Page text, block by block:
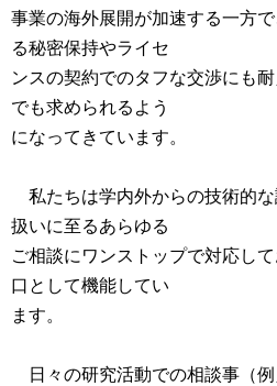
事業の海外展開が加速する一方
る秘密保持やライセ
ンスの契約でのタフな交渉にも
でも求められるよう
になってきています。
私たちは学内外からの技術的
扱いに至るあらゆる
ご相談にワンストップで対応し
口として機能してい
ます。
日々の研究活動での相談事（